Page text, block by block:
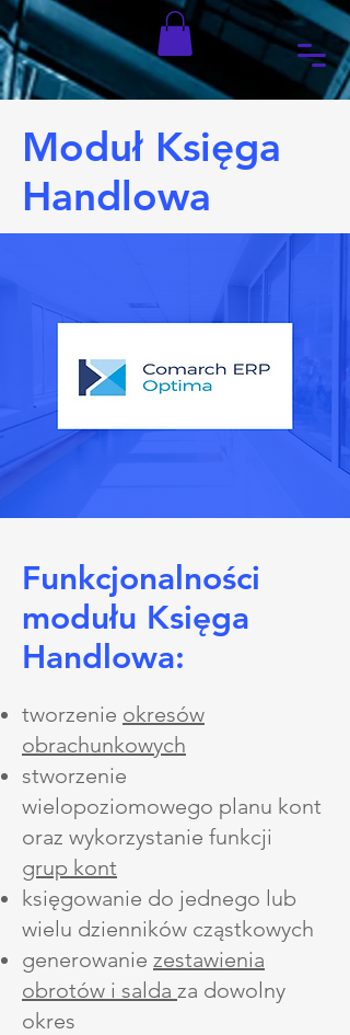
Funkcjonalności
modułu Księga
Handlowa:
tworzenie okresów
obrachunkowych
stworzenie
wielopoziomowego planu kont
oraz wykorzystanie funkcji
grup kont
księgowanie do jednego lub
wielu dzienników cząstkowych
generowanie zestawienia
obrotów i salda za dowolny
okres
Moduł Księga
Handlowa